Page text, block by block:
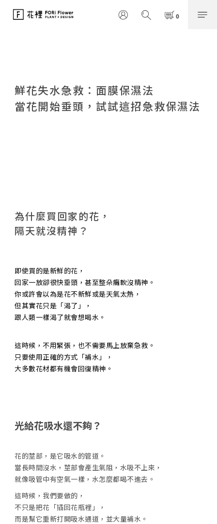
鮮花失水急救：面膜保濕法
當花開始垂頭，試試這招急救保濕法
為什麼買回家的花，
隔天就沒精神？
即使買的是新鮮的花，
回家一放卻很快垂頭，甚至整朵癱軟沒精神。
你或許會以為是花不新鮮或是天氣太熱，
但其實花只是「渴了」，
跟人類一樣渴了就會想喝水。
這時候，不用緊張，也不需要馬上放棄急救。
只要使用正確的方式「補水」，
大多數花材都有機會回復精神。
光給花吸水還不夠？
花的莖部，是它吸水的管道。
當長時間沒水，莖部會產生氣阻，水吸不上來，
就像吸管中有空氣一樣，水怎麼都喝不進去。
這時候，我們要做的，
不只是把花「插回花瓶裡」，
而是幫它重新打開吸水通道，並大量補水。